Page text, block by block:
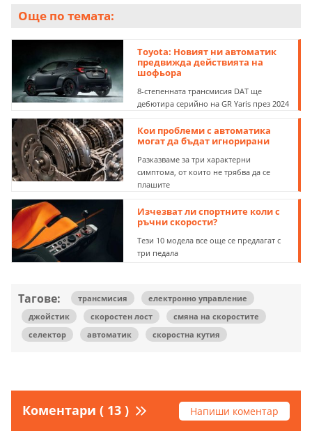
Още по темата:
Toyota: Новият ни автоматик
предвижда действията на
шофьора
8-степенната трансмисия DAT ще
дебютира серийно на GR Yaris през 2024
Кои проблеми с автоматика
могат да бъдат игнорирани
Разказваме за три характерни
симптома, от които не трябва да се
плашите
Изчезват ли спортните коли с
ръчни скорости?
Тези 10 модела все още се предлагат с
три педала
Тагове: трансмисия
електронно управление
джойстик
скоростен лост
смяна на скоростите
селектор
автоматик скоростна кутия
Коментари ( 13 ) Напиши коментар